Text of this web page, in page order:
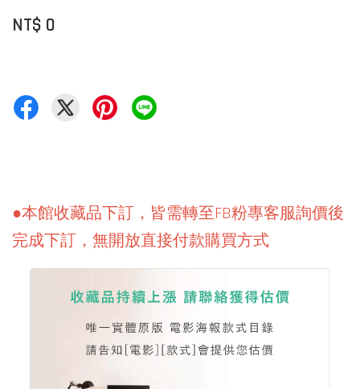
NT$ 0
●本館收藏品下訂，皆需轉至FB粉專客服詢價後
完成下訂，無開放直接付款購買方式